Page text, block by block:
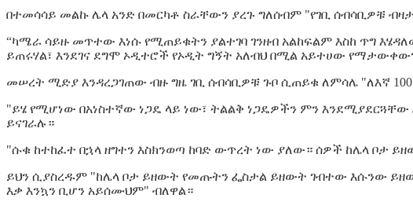
በተመሳሳይ መልኩ ሌላ አንድ በመርካቶ ስራቸውን ያረጉ ግለሰብም "የገቢ ሰብሳቢዎቹ
“ካሜራ ሳይዙ መጥተው እነሱ የሚጠይቁትን ያልተገባ ገንዘብ አልከፍልም እስከ ጥግ
ይጠሩሃል፣ እንደገና ደግሞ ኦዲተሮች የኦዲት ግኝት አለብህ በሚል አይተሀው
መሠረት ሚድያ እንዳረጋገጠው ብዙ ግዜ ገቢ ሰብሳቢዎቹ ጉቦ ሲጠይቁ ለምሳሌ "ለእኛ
"ይሄ የሚሆነው በአነስተኛው ነጋዴ ላይ ነው፣ ትልልቅ ነጋዴዎችን ምን
ይናገራሉ።
"ሱቁ ከተከፈተ በኋላ ዘግተን እስክንወጣ ከባድ ውጥረት ነው ያለው። ሰዎች ከሌላ ቦታ
ይህን ሲያስረዱም "ከሌላ ቦታ ይዘውት የመጡትን ፌስታል ይዘውት ገብተው እሱንው
እቃ እንኳን ቢሆን አይሰሙህም" ብለዋል።